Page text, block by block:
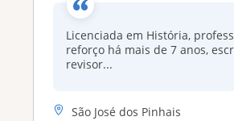
Licenciada em História,
reforço há mais de 7 anos,
revisor...
São José dos Pinhais